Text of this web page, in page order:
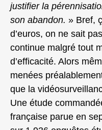
justifier la
son abandon. » Bref,
d’euros, on ne sait
continue malgré tout
d’efficacité. Alors
menées
que la
Une étude
française parue en